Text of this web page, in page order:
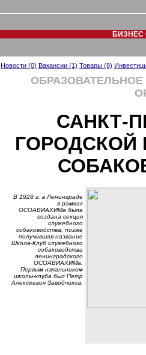
БИЗНЕС
Новости (0) Вакансии (1) Товары (8)
САНКТ-
ГОРОДСКОЙ
В 1928 г. в Ленинграде
в рамках
ОСОАВИАХИМа была
создана секция
служебного
собаководства, позже
получившая название
Школа-Клуб служебного
собаководства
ленинградского
ОСОАВИАХИМа.
Первым начальником
школы-клуба был Петр
Алексеевич Заводчиков.